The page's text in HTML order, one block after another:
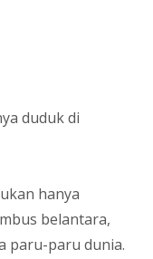
duduk di
hanya
belantara,
paru-paru dunia.